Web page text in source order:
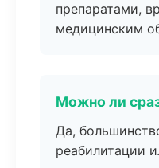
препаратами,
медицинским
Можно ли
Да,
реабилитации